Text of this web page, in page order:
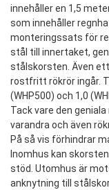
innehåller en 1,5
som innehåller
monteringssats för
stål till innertaket,
stålskorsten. Även
rostfritt rökrör ingår.
(WHP500) och 1,0
Tack vare den
varandra och även
På så vis förhindrar
Inomhus kan
stöd. Utomhus är
anknytning till